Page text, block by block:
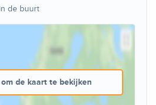
de buurt
de kaart te bekijken